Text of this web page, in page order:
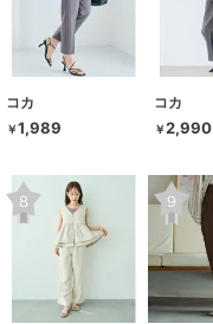
コカ
￥1,989
コカ
￥2,990